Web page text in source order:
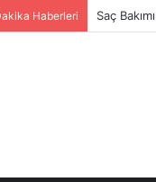
Haberleri Saç